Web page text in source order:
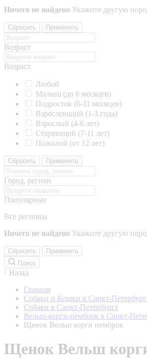
Ничего не найдено Укажите другую
Сбросить Применить
Возраст
Возраст
Любой
Малыш (до 6 месяцев)
Подросток (6-11 месяцев)
Взрослеющий (1-3 года)
Взрослый (4-6 лет)
Стареющий (7-11 лет)
Пожилой (от 12 лет)
Сбросить Применить
Город, регион
Популярные
Все регионы
Ничего не найдено Укажите другую
Сбросить
Применить
Поиск
Назад
Главная
Собаки и Кошки в Санкт-
Собаки в Санкт-Петербурге
Вельш-корги-пемброк в Санкт-
Щенок Вельш корги пемброк
Щенок Вельш